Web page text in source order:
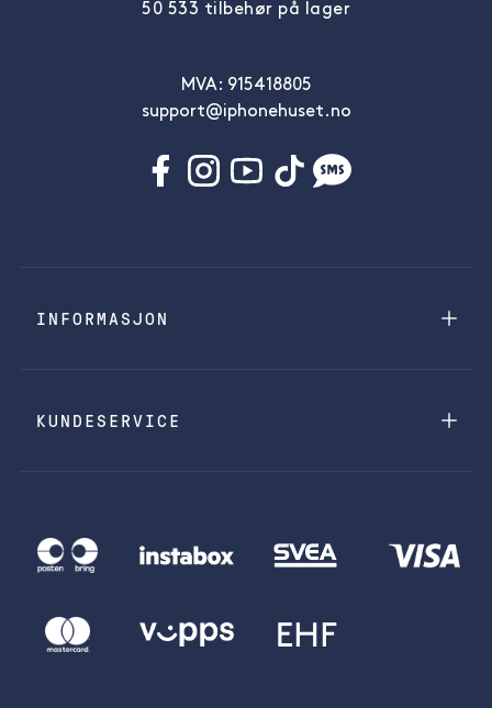
50 533 tilbehør på lager
MVA: 915418805
support@iphonehuset.no
INFORMASJON
KUNDESERVICE